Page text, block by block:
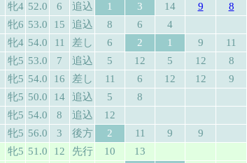
牝4 52.0 6 追込 1 3 14 9 8
牝6 53.0 15 追込 8 6 4
牝4 54.0 11 差し 6 2 1 9 11
牝5 53.0 7 追込 5 12 5 12 8
牝5 54.0 16 差し 11 6 12 12 9
牝5 50.0 14 追込 5 8
牝5 54.0 8 追込 12
牝5 56.0 3 後方 2 11 9 9
牝5 51.0 12 先行 10 13